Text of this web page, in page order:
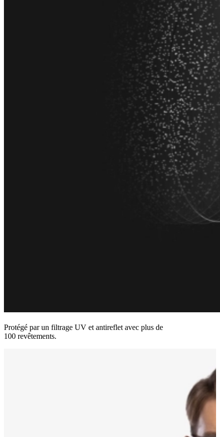
Protégé par un filtrage UV et antireflet avec plus de
100 revêtements.